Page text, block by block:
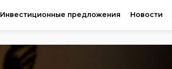
Инвестиционные предложения Новости